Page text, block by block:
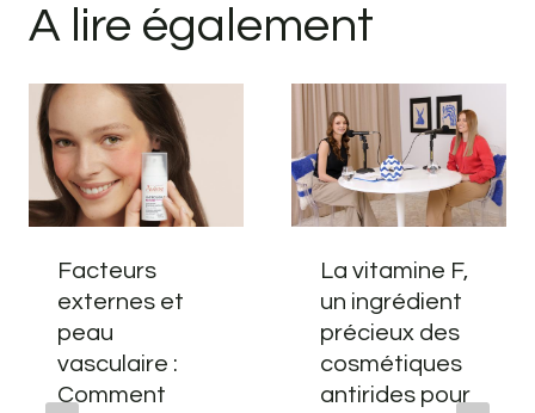
A lire également
Facteurs
externes et
peau
vasculaire :
Comment
La vitamine F,
un ingrédient
précieux des
cosmétiques
antirides pour